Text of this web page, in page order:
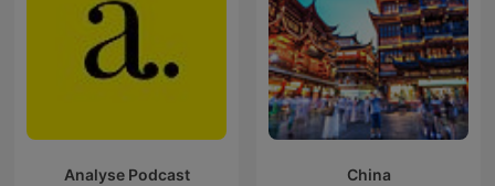
Analyse Podcast China